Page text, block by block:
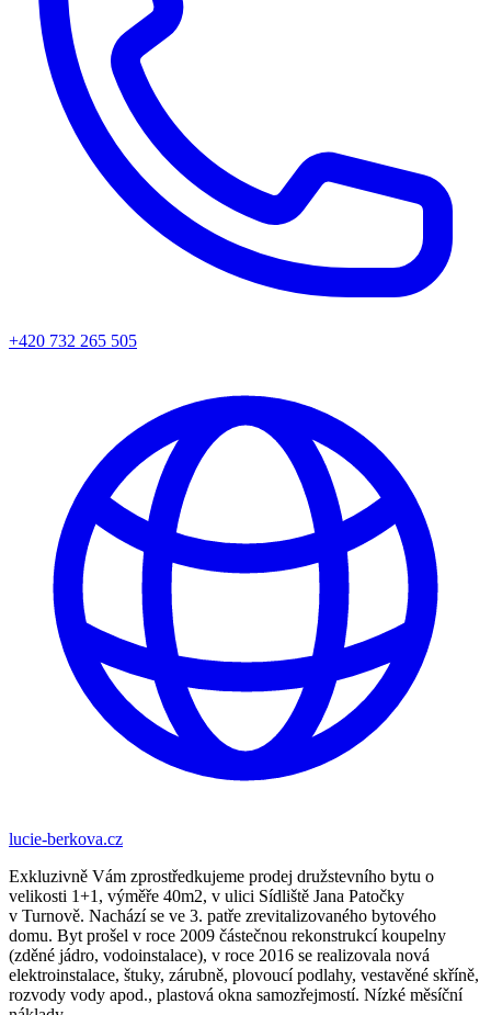
+420 732 265 505
lucie-berkova.cz
Exkluzivně Vám zprostředkujeme prodej družstevního bytu o
velikosti 1+1, výměře 40m2, v ulici Sídliště Jana Patočky
v Turnově. Nachází se ve 3. patře zrevitalizovaného bytového
domu. Byt prošel v roce 2009 částečnou rekonstrukcí koupelny
(zděné jádro, vodoinstalace), v roce 2016 se realizovala nová
elektroinstalace, štuky, zárubně, plovoucí podlahy, vestavěné skříně,
rozvody vody apod., plastová okna samozřejmostí. Nízké měsíční